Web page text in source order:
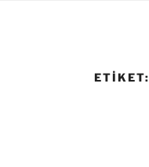
ETIKET: